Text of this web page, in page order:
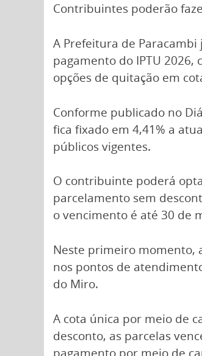
Contribuintes poderão
A Prefeitura de
pagamento do IPTU 2026,
opções de quitação em
Conforme publicado no
fica fixado em 4,41% a
públicos vigentes.
O contribuinte poderá
parcelamento sem
o vencimento é até 30 de
Neste primeiro momento,
nos pontos de
do Miro.
A cota única por meio de
desconto, as parcelas